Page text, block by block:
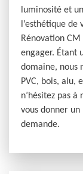
luminosité et
l’esthétique
Rénovation
engager. Étant
domaine, nous
PVC, bois, alu,
n’hésitez pas
vous donner
demande.